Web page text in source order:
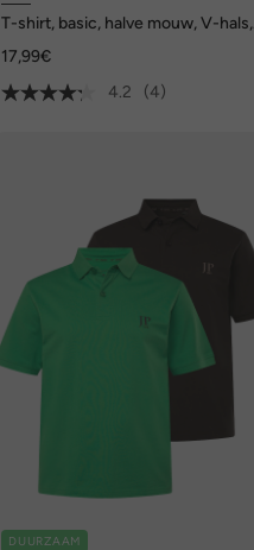
T-shirt, basic, halve mouw, V-hals,
17,99€
4.2
(4)
DUURZAAM